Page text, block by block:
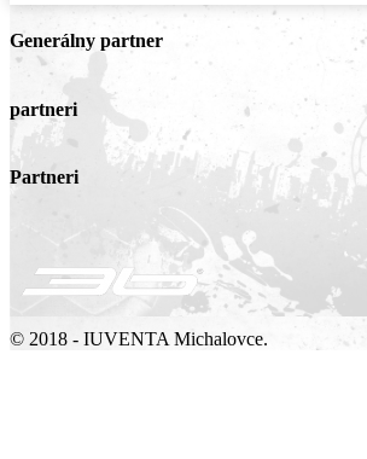
Generálny partner
partneri
Partneri
© 2018 - IUVENTA Michalovce.